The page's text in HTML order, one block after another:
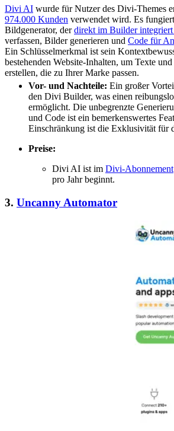
Divi AI wurde für Nutzer des Divi-Themes
974.000 Kunden verwendet wird. Es
Bildgenerator, derdirekt im Builder
verfassen, Bilder generieren und Code für
Ein Schlüsselmerkmal ist sein
bestehenden Website-Inhalten, um Texte
erstellen, die zu Ihrer Marke passen.
Vor- und Nachteile: Ein großer
den Divi Builder, was einen
ermöglicht. Die unbegrenzte
und Code ist ein bemerkenswertes
Einschränkung ist die Exklusivität für
Preise:
Divi AI ist im Divi-Abonnement
pro Jahr beginnt.
3. Uncanny Automator